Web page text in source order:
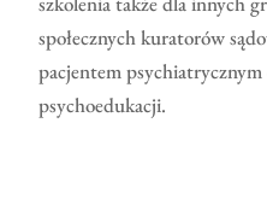
społecznych kuratorów
pacjentem
psychoedukacji.